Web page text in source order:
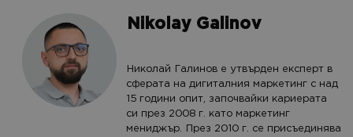
Nikolay Galinov
Николай Галинов е утвърден експерт в
сферата на дигиталния маркетинг с над
15 години опит, започвайки кариерата
си през 2008 г. като маркетинг
мениджър. През 2010 г. се присъединява